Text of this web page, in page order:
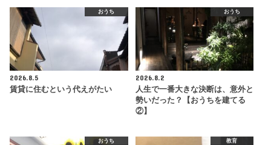
おうち
2026.8.5
賃貸に住むという代えがたい
おうち
2026.8.2
人生で一番大きな決断は、意外と
勢いだった？【おうちを建てる
②】
おうち 教育